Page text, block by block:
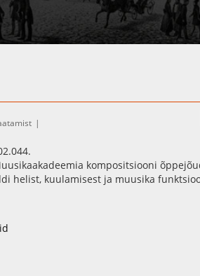
kompositsiooni
helist, kuulamisest ja muusika